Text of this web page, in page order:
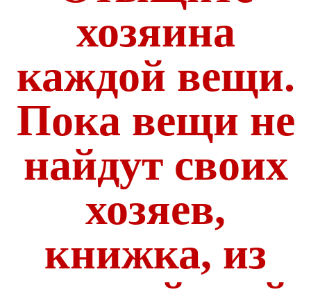
хозяина
каждой вещи.
Пока вещи не
найдут своих
хозяев,
книжка, из